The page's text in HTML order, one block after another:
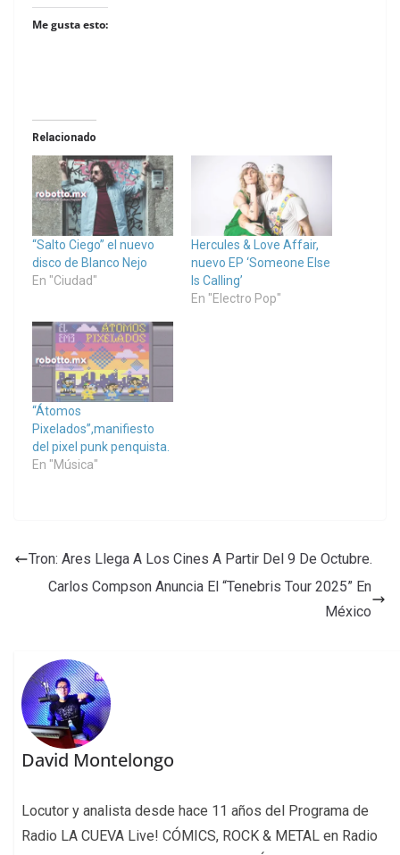
Me gusta esto:
Relacionado
“Salto Ciego” el nuevo
disco de Blanco Nejo
En "Ciudad"
Hercules & Love Affair,
nuevo EP ‘Someone Else
Is Calling’
En "Electro Pop"
“Átomos
Pixelados”,manifiesto
del pixel punk penquista.
En "Música"
Tron: Ares Llega A Los Cines A Partir Del 9 De Octubre.
Carlos Compson Anuncia El “Tenebris Tour 2025” En
México
David Montelongo
Locutor y analista desde hace 11 años del Programa de
Radio LA CUEVA Live! CÓMICS, ROCK & METAL en Radio